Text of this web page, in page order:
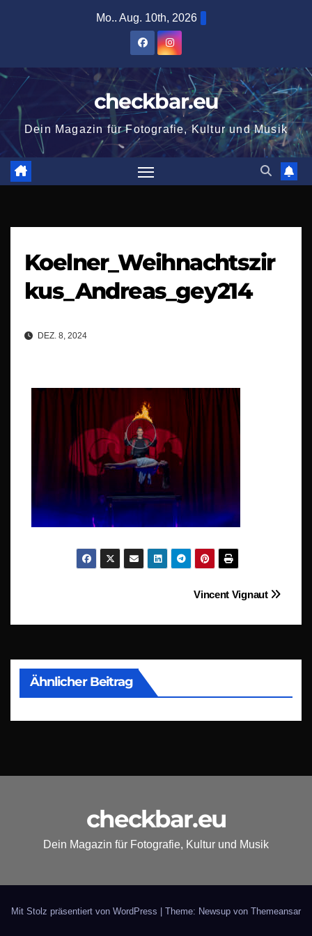
Mo.. Aug. 10th, 2026
checkbar.eu
Dein Magazin für Fotografie, Kultur und Musik
Koelner_Weihnachtszir
kus_Andreas_gey214
DEZ. 8, 2024
Beitragsnavigation
Vincent Vignaut
Ähnlicher Beitrag
checkbar.eu
Dein Magazin für Fotografie, Kultur und Musik
Mit Stolz präsentiert von WordPress | Theme: Newsup von Themeansar